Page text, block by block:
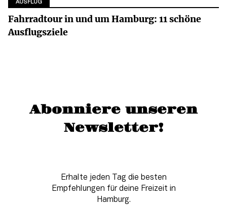
AUSFLUG
Fahrradtour in und um Hamburg: 11 schöne
Ausflugsziele
Abonniere unseren
Newsletter!
Erhalte jeden Tag die besten
Empfehlungen für deine Freizeit in
Hamburg.